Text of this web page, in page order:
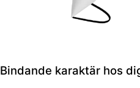
Bindande karaktär hos